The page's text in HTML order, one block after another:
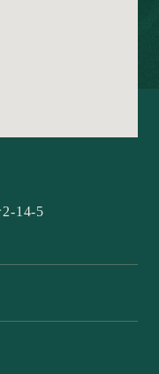
14-5